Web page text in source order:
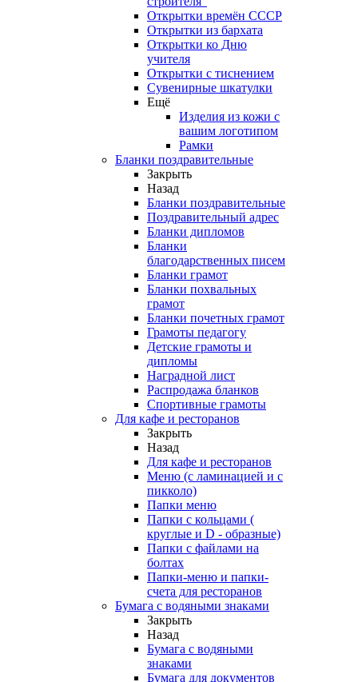
Открытки времён СССР
Открытки из бархата
Открытки ко Дню
учителя
Открытки с тиснением
Сувенирные шкатулки
Ещё
Изделия из кожи с
вашим логотипом
Рамки
Бланки поздравительные
Закрыть
Назад
Бланки поздравительные
Поздравительный адрес
Бланки дипломов
Бланки
благодарственных писем
Бланки грамот
Бланки похвальных
грамот
Бланки почетных грамот
Грамоты педагогу
Детские грамоты и
дипломы
Наградной лист
Распродажа бланков
Спортивные грамоты
Для кафе и ресторанов
Закрыть
Назад
Для кафе и ресторанов
Меню (с ламинацией и с
пикколо)
Папки меню
Папки с кольцами (
круглые и D - образные)
Папки с файлами на
болтах
Папки-меню и папки-
счета для ресторанов
Бумага с водяными знаками
Закрыть
Назад
Бумага с водяными
знаками
Бумага для документов